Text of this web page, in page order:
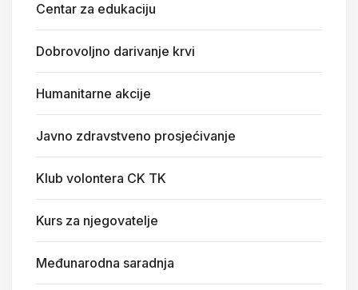
Centar za edukaciju
Dobrovoljno darivanje krvi
Humanitarne akcije
Javno zdravstveno prosjećivanje
Klub volontera CK TK
Kurs za njegovatelje
Međunarodna saradnja